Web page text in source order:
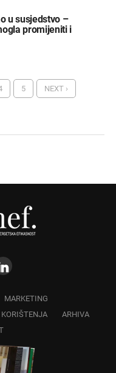
u susjedstvo –
promijeniti i
5 NEXT ›
MARKETING
ARHIVA